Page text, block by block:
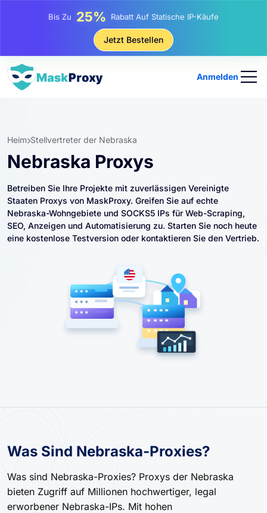
Bis Zu 25% Rabatt Auf Statische IP-Käufe
81% Rabatt Auf Rotierende IP Einkäufe
Jetzt Bestellen
Anmelden
Heim Stellvertreter der Nebraska
Nebraska Proxys
Betreiben Sie Ihre Projekte mit zuverlässigen Vereinigte
Staaten Proxys von MaskProxy. Greifen Sie auf echte
Nebraska-Wohngebiete und SOCKS5 IPs für Web-Scraping,
SEO, Anzeigen und Automatisierung zu. Starten Sie noch heute
eine kostenlose Testversion oder kontaktieren Sie den Vertrieb.
Was Sind Nebraska-Proxies?
Was sind Nebraska-Proxies? Proxys der Nebraska
bieten Zugriff auf Millionen hochwertiger, legal
erworbener Nebraska-IPs. Mit hohen